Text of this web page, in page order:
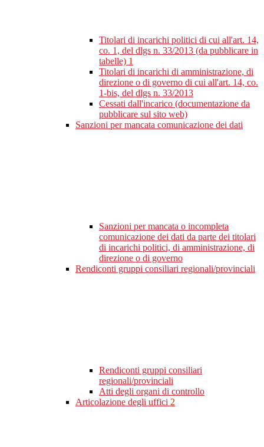
Titolari di incarichi politici di cui all'art. 14,
co. 1, del dlgs n. 33/2013 (da pubblicare in
tabelle) 1
Titolari di incarichi di amministrazione, di
direzione o di governo di cui all'art. 14, co.
1-bis, del dlgs n. 33/2013
Cessati dall'incarico (documentazione da
pubblicare sul sito web)
Sanzioni per mancata comunicazione dei dati
Sanzioni per mancata o incompleta
comunicazione dei dati da parte dei titolari
di incarichi politici, di amministrazione, di
direzione o di governo
Rendiconti gruppi consiliari regionali/provinciali
Rendiconti gruppi consiliari
regionali/provinciali
Atti degli organi di controllo
Articolazione degli uffici 2